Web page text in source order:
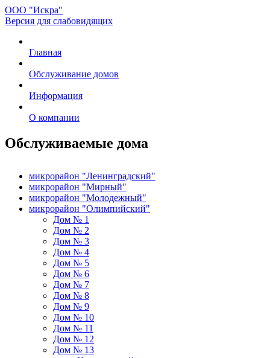
ООО "Искра"
Версия для слабовидящих
Главная
Обслуживание домов
Информация
О компании
Обслуживаемые дома
микрорайон "Ленинградский"
микрорайон "Мирный"
микрорайон "Молодежный"
микрорайон "Олимпийский"
Дом № 1
Дом № 2
Дом № 3
Дом № 4
Дом № 5
Дом № 6
Дом № 7
Дом № 8
Дом № 9
Дом № 10
Дом № 11
Дом № 12
Дом № 13